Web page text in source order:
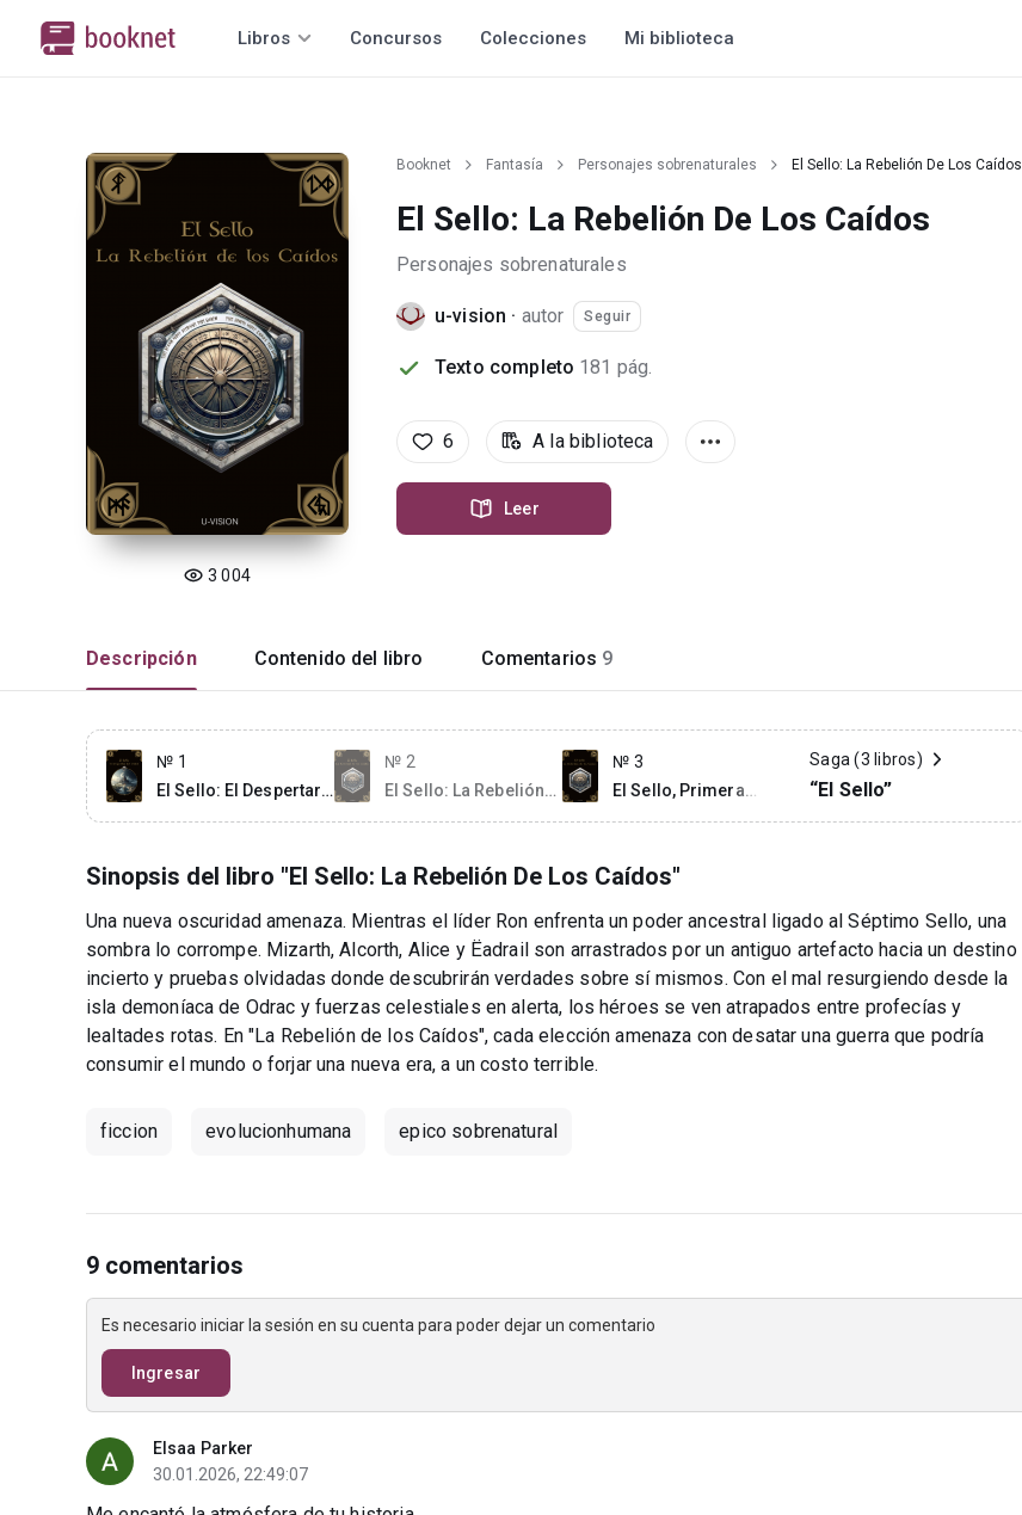
Libros Concursos Colecciones Mi biblioteca
3 004
Booknet Fantasía Personajes sobrenaturales El Sello: La Rebelión De Los Caídos
El Sello: La Rebelión De Los Caídos
Personajes sobrenaturales
u-vision · autor Seguir
Texto completo 181 pág.
6 A la biblioteca
Leer
Descripción Contenido del libro Comentarios 9
№ 1
El Sello: El Despertar
№ 2
El Sello: La Rebelión
№ 3
El Sello, Primera
Saga (3 libros)
“El Sello”
Sinopsis del libro "El Sello: La Rebelión De Los Caídos"
Una nueva oscuridad amenaza. Mientras el líder Ron enfrenta un poder ancestral ligado al Séptimo Sello, una
sombra lo corrompe. Mizarth, Alcorth, Alice y Ëadrail son arrastrados por un antiguo artefacto hacia un destino
incierto y pruebas olvidadas donde descubrirán verdades sobre sí mismos. Con el mal resurgiendo desde la
isla demoníaca de Odrac y fuerzas celestiales en alerta, los héroes se ven atrapados entre profecías y
lealtades rotas. En "La Rebelión de los Caídos", cada elección amenaza con desatar una guerra que podría
consumir el mundo o forjar una nueva era, a un costo terrible.
ficcion evolucionhumana epico sobrenatural
9 comentarios
Es necesario iniciar la sesión en su cuenta para poder dejar un comentario
Ingresar
Elsaa Parker
30.01.2026, 22:49:07